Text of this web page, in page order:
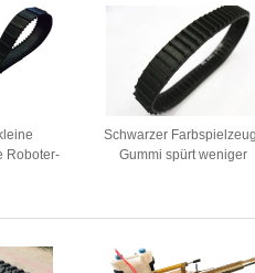
Roboter-
Schwarzer
Gummi spürt weniger
Breiten-ISO9001 auf